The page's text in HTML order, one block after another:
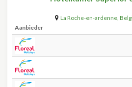
La Roche-en-ardenne,
Aanbieder